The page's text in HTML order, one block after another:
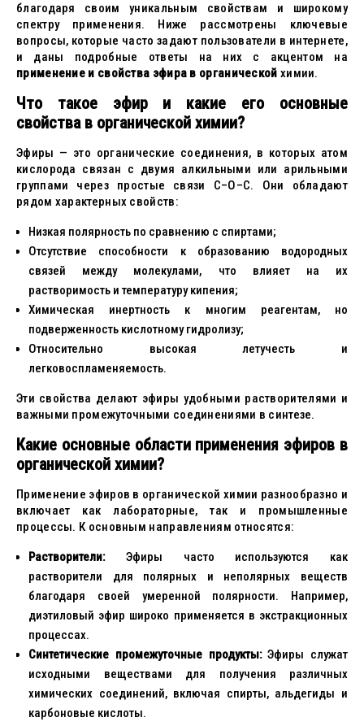
благодаря своим уникальным свойствам и широкому
спектру применения. Ниже рассмотрены ключевые
вопросы, которые часто задают пользователи в интернете,
и даны подробные ответы на них с акцентом на
применение и свойства эфира в органической химии.
Что такое эфир и какие его основные
свойства в органической химии?
Эфиры — это органические соединения, в которых атом
кислорода связан с двумя алкильными или арильными
группами через простые связи C–O–C. Они обладают
рядом характерных свойств:
Низкая полярность по сравнению с спиртами;
Отсутствие способности к образованию водородных
связей между молекулами, что влияет на их
растворимость и температуру кипения;
Химическая инертность к многим реагентам, но
подверженность кислотному гидролизу;
Относительно высокая летучесть и
легковоспламеняемость.
Эти свойства делают эфиры удобными растворителями и
важными промежуточными соединениями в синтезе.
Какие основные области применения эфиров в
органической химии?
Применение эфиров в органической химии разнообразно и
включает как лабораторные, так и промышленные
процессы. К основным направлениям относятся:
Растворители:Эфиры часто используются как
растворители для полярных и неполярных веществ
благодаря своей умеренной полярности. Например,
диэтиловый эфир широко применяется в экстракционных
процессах.
Синтетические промежуточные продукты:Эфиры служат
исходными веществами для получения различных
химических соединений, включая спирты, альдегиды и
карбоновые кислоты.